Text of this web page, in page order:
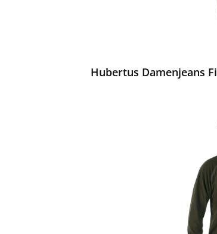
Hubertus Damenjeans